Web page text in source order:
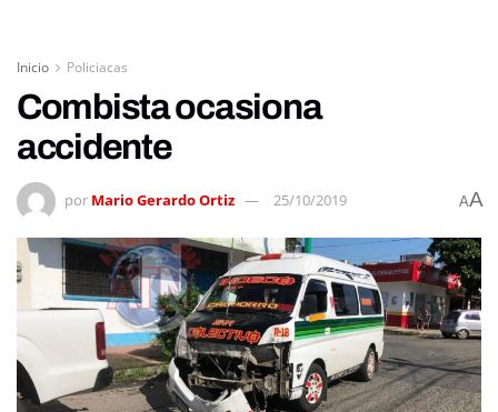
Inicio Policiacas
Combista ocasiona
accidente
por Mario Gerardo Ortiz 25/10/2019 AA